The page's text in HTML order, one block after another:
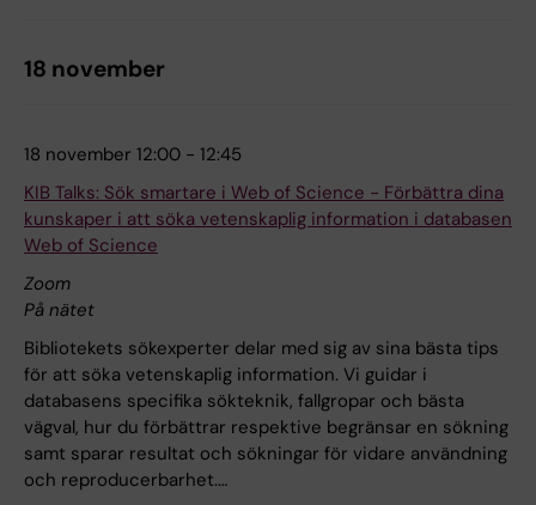
18 november
18 november 12:00 - 12:45
KIB Talks: Sök smartare i Web of Science - Förbättra dina
kunskaper i att söka vetenskaplig information i databasen
Web of Science
Zoom
På nätet
Bibliotekets sökexperter delar med sig av sina bästa tips
för att söka vetenskaplig information. Vi guidar i
databasens specifika sökteknik, fallgropar och bästa
vägval, hur du förbättrar respektive begränsar en sökning
samt sparar resultat och sökningar för vidare användning
och reproducerbarhet.…